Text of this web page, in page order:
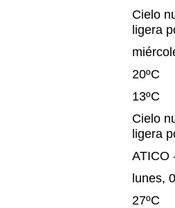
Cielo
ligera
20ºC
13ºC
Cielo
ligera
ATICO
lunes,
27ºC